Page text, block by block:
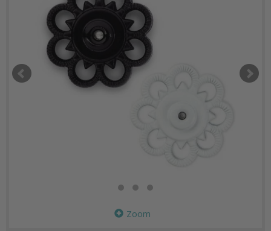
Zoom